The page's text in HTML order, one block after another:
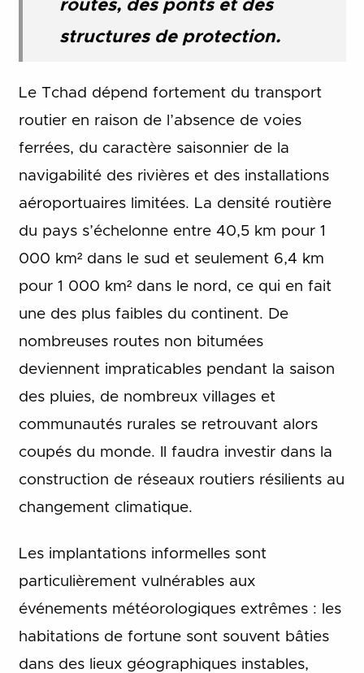
routes, des ponts et des
structures de protection.
Le Tchad dépend fortement du transport
routier en raison de l’absence de voies
ferrées, du caractère saisonnier de la
navigabilité des rivières et des installations
aéroportuaires limitées. La densité routière
du pays s’échelonne entre 40,5 km pour 1
000 km² dans le sud et seulement 6,4 km
pour 1 000 km² dans le nord, ce qui en fait
une des plus faibles du continent. De
nombreuses routes non bitumées
deviennent impraticables pendant la saison
des pluies, de nombreux villages et
communautés rurales se retrouvant alors
coupés du monde. Il faudra investir dans la
construction de réseaux routiers résilients au
changement climatique.
Les implantations informelles sont
particulièrement vulnérables aux
événements météorologiques extrêmes : les
habitations de fortune sont souvent bâties
dans des lieux géographiques instables,